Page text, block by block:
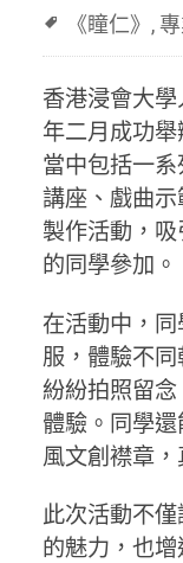
《瞳仁》 ,
香港浸會大
年二月成功舉
當中包括一
講座、戲曲
製作活動，
的同學參加。
在活動中，
服，體驗不
紛紛拍照留
體驗。同學
風文創襟章，
此次活動不
的魅力，也